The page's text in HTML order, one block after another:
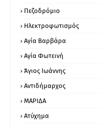
Πεζοδρόμιο
Ηλεκτροφωτισμός
Αγία Βαρβάρα
Αγία Φωτεινή
Άγιος Ιωάννης
Αντιδήμαρχος
ΜΑΡΙΔΑ
Ατύχημα